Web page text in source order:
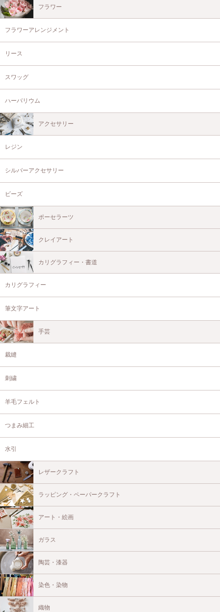
フラワー
フラワーアレンジメント
リース
スワッグ
ハーバリウム
アクセサリー
レジン
シルバーアクセサリー
ビーズ
ポーセラーツ
クレイアート
カリグラフィー・書道
カリグラフィー
筆文字アート
手芸
裁縫
刺繍
羊毛フェルト
つまみ細工
水引
レザークラフト
ラッピング・ペーパークラフト
アート・絵画
ガラス
陶芸・漆器
染色・染物
織物